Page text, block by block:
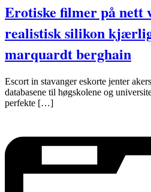
Erotiske filmer på nett
realistisk silikon
marquardt berghain
Escort in stavanger eskorte jenter
databasene til høgskolene og
perfekte […]